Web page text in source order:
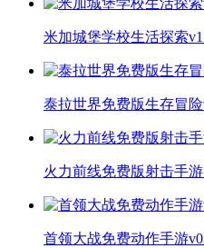
米加城堡学校生活探索
泰拉世界免费版生存冒险
火力前线免费版射击手
首领大战免费动作手游